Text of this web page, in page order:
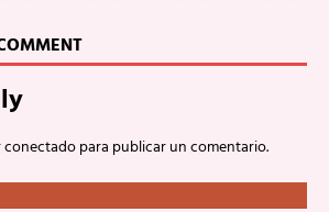
conectadopara publicar un comentario.